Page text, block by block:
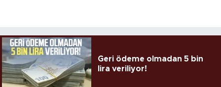
Geri ödeme olmadan 5 bin
lira veriliyor!